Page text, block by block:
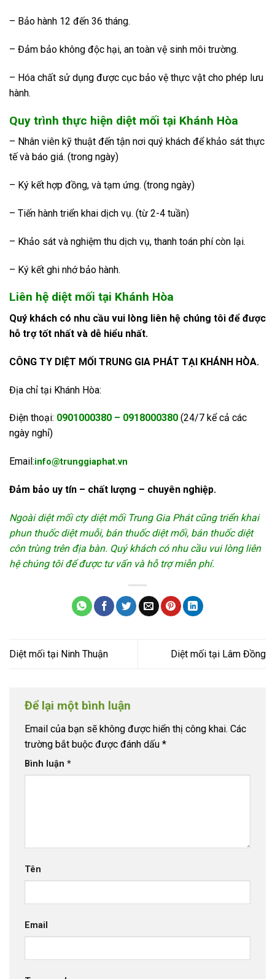
– Bảo hành 12 đến 36 tháng.
– Đảm bảo không độc hại, an toàn vệ sinh môi trường.
– Hóa chất sử dụng được cục bảo vệ thực vật cho phép lưu
hành.
Quy trình thực hiện diệt mối tại Khánh Hòa
– Nhân viên kỹ thuật đến tận nơi quý khách để khảo sát thực
tế và báo giá. (trong ngày)
– Ký kết hợp đồng, và tạm ứng. (trong ngày)
– Tiến hành triển khai dịch vụ. (từ 2-4 tuần)
– Khảo sát và nghiệm thu dịch vụ, thanh toán phí còn lại.
– Ký kết ghi nhớ bảo hành.
Liên hệ diệt mối tại Khánh Hòa
Quý khách có nhu cầu vui lòng liên hệ chúng tôi để được
hỗ trợ tốt nhất và dễ hiểu nhất.
CÔNG TY DIỆT MỐI TRUNG GIA PHÁT TẠI KHÁNH HÒA.
Địa chỉ tại Khánh Hòa:
Điện thoại: 0901000380 – 0918000380 (24/7 kể cả các
ngày nghỉ)
Email:info@trunggiaphat.vn
Đảm bảo uy tín – chất lượng – chuyên nghiệp.
Ngoài diệt mối cty diệt mối Trung Gia Phát cũng triển khai
phun thuốc diệt muỗi, bán thuốc diệt mối, bán thuốc diệt
côn trùng trên địa bàn. Quý khách có nhu cầu vui lòng liên
hệ chúng tôi để được tư vấn và hỗ trợ miễn phí.
Diệt mối tại Ninh Thuận Diệt mối tại Lâm Đồng
Để lại một bình luận
Email của bạn sẽ không được hiển thị công khai. Các
trường bắt buộc được đánh dấu *
Bình luận *
Tên
Email